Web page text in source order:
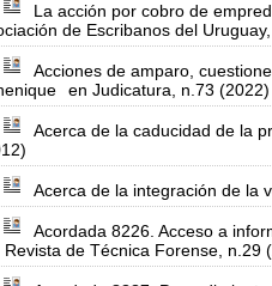
La acción por cobro de
de Escribanos del
Acciones de amparo,
en Judicatura, n.73 (2022)
Acerca de la caducidad de la
Acerca de la integración de la
Acordada 8226. Acceso a
Revista de Técnica Forense, n.29